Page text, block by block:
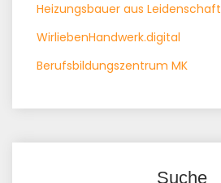
Heizungsbauer aus Leidenschaft
WirliebenHandwerk.digital
Berufsbildungszentrum MK
Suche